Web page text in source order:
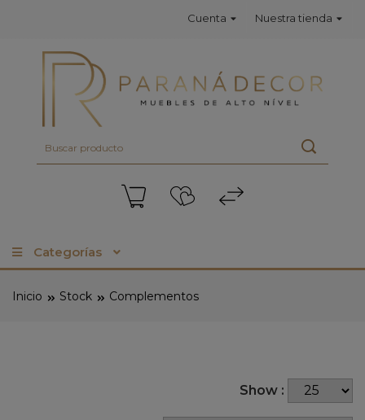
Cuenta Nuestra tienda
Categorías
Inicio Stock Complementos
Show :